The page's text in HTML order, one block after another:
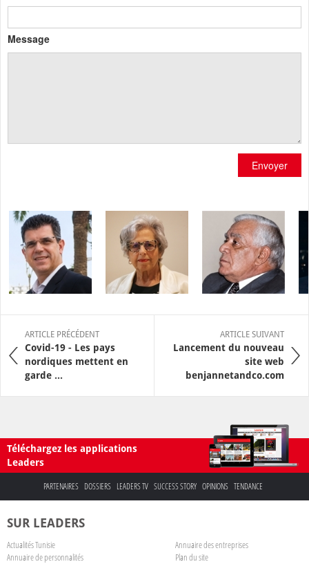
Message
Envoyer
ARTICLE PRÉCÉDENT
Covid-19 - Les pays
nordiques mettent en
garde ...
ARTICLE SUIVANT
Lancement du nouveau
site web
benjannetandco.com
Téléchargez les applications
Leaders
PARTENAIRES DOSSIERS LEADERS TV SUCCESS STORY OPINIONS TENDANCE
SUR LEADERS
Actualités Tunisie
Annuaire des entreprises
Annuaire de personnalités
Plan du site